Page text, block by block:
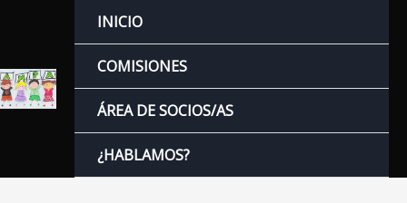
INICIO
COMISIONES
ÁREA DE SOCIOS/AS
¿HABLAMOS?